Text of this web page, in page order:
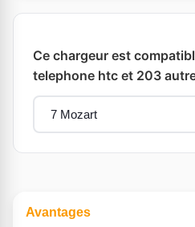
Ce chargeur est
telephone htc et 203
Avantages